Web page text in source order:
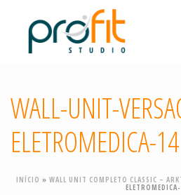
WALL-UNIT-
ELETROMEDICA-14
INÍCIO » WALL UNIT COMPLETO CLASSIC –